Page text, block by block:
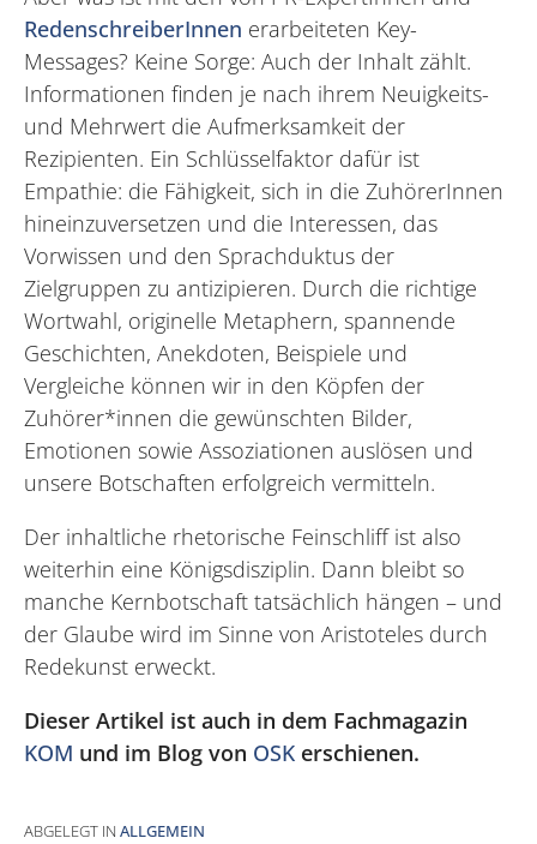
RedenschreiberInnen erarbeiteten Key-
Messages? Keine Sorge: Auch der Inhalt zählt.
Informationen finden je nach ihrem Neuigkeits-
und Mehrwert die Aufmerksamkeit der
Rezipienten. Ein Schlüsselfaktor dafür ist
Empathie: die Fähigkeit, sich in die ZuhörerInnen
hineinzuversetzen und die Interessen, das
Vorwissen und den Sprachduktus der
Zielgruppen zu antizipieren. Durch die richtige
Wortwahl, originelle Metaphern, spannende
Geschichten, Anekdoten, Beispiele und
Vergleiche können wir in den Köpfen der
Zuhörer*innen die gewünschten Bilder,
Emotionen sowie Assoziationen auslösen und
unsere Botschaften erfolgreich vermitteln.
Der inhaltliche rhetorische Feinschliff ist also
weiterhin eine Königsdisziplin. Dann bleibt so
manche Kernbotschaft tatsächlich hängen – und
der Glaube wird im Sinne von Aristoteles durch
Redekunst erweckt.
Dieser Artikel ist auch in dem Fachmagazin
KOM und im Blog von OSK erschienen.
ABGELEGT IN ALLGEMEIN